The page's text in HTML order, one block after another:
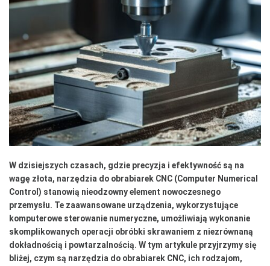
W dzisiejszych czasach, gdzie precyzja i efektywność są na
wagę złota, narzędzia do obrabiarek CNC (Computer Numerical
Control) stanowią nieodzowny element nowoczesnego
przemysłu. Te zaawansowane urządzenia, wykorzystujące
komputerowe sterowanie numeryczne, umożliwiają wykonanie
skomplikowanych operacji obróbki skrawaniem z niezrównaną
dokładnością i powtarzalnością. W tym artykule przyjrzymy się
bliżej, czym są narzędzia do obrabiarek CNC, ich rodzajom,